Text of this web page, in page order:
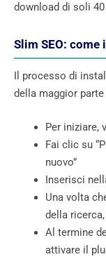
download di soli 40
Slim SEO:
Il processo di
della maggior
Per iniziare,
Fai clic su
nuovo”
Inserisci
Una volta
della
Al termine
attivare il